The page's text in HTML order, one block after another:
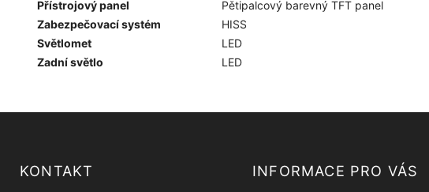
Přístrojový panel
Pětipalcový barevný TFT panel
Zabezpečovací systém
HISS
Světlomet
LED
Zadní světlo
LED
KONTAKT INFORMACE PRO VÁS